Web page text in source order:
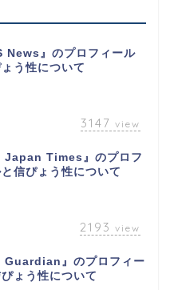
News』のプロフィール
う性について
3147 view
Japan Times』のプロフ
と信ぴょう性について
2193 view
Guardian』のプロフィー
ょう性について